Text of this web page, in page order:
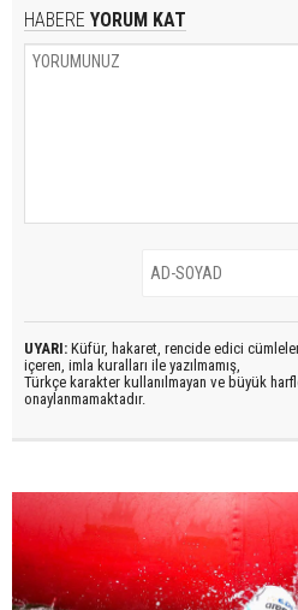
HABERE YORUM KAT
UYARI: Küfür, hakaret, rencide edici
içeren, imla kuralları ile yazılmamış,
Türkçe karakter kullanılmayan ve büyük
onaylanmamaktadır.